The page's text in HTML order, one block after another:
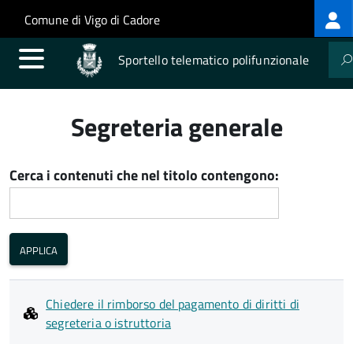
Salta al contenuto principale
Skip to site navigation
Comune di Vigo di Cadore
Sportello telematico polifunzionale
Segreteria generale
Cerca i contenuti che nel titolo contengono:
Chiedere il rimborso del pagamento di diritti di
segreteria o istruttoria